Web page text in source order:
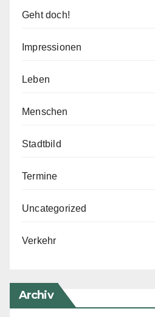
Geht doch!
Impressionen
Leben
Menschen
Stadtbild
Termine
Uncategorized
Verkehr
Archiv